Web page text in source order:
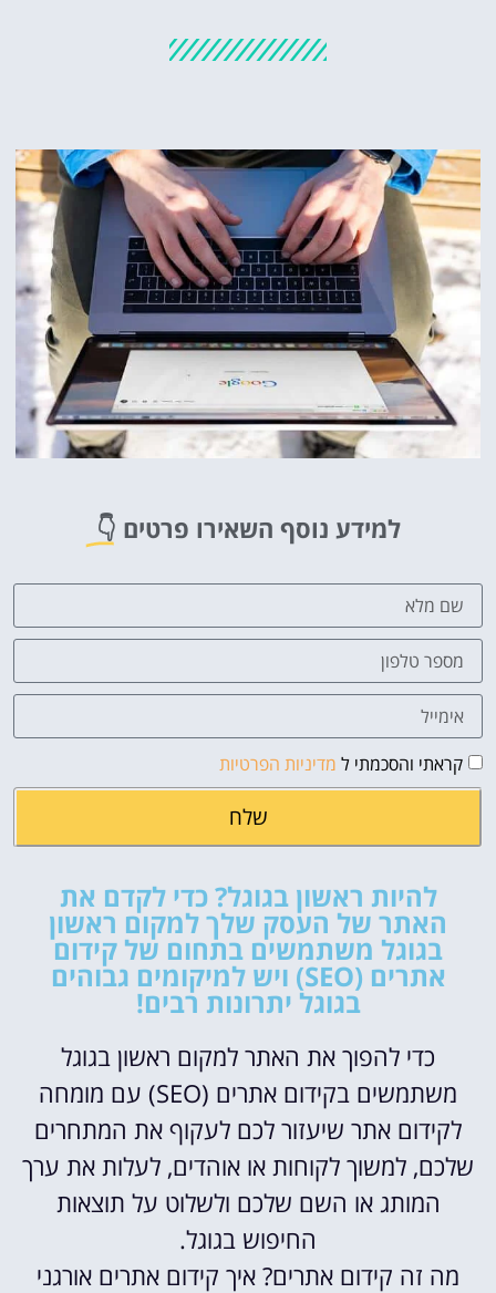
למידע נוסף השאירו פרטים 👇
קראתי והסכמתי ל מדיניות הפרטיות
שלח
להיות ראשון בגוגל? כדי לקדם את
האתר של העסק שלך למקום ראשון
בגוגל משתמשים בתחום של קידום
אתרים (SEO) ויש למיקומים גבוהים
בגוגל יתרונות רבים!
כדי להפוך את האתר למקום ראשון בגוגל
משתמשים בקידום אתרים (SEO) עם מומחה
לקידום אתר שיעזור לכם לעקוף את המתחרים
שלכם, למשוך לקוחות או אוהדים, לעלות את ערך
המותג או השם שלכם ולשלוט על תוצאות
החיפוש בגוגל.
מה זה קידום אתרים? איך קידום אתרים אורגני